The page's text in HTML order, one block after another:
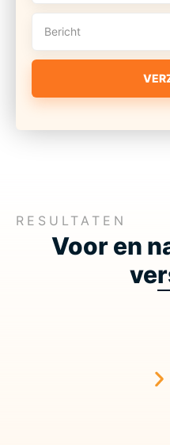
RESULTATEN
Voor en